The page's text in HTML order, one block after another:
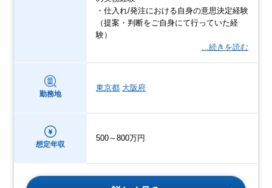
・仕入れ/発注における自身の意思決定経験
（提案・判断をご自身にて行っていた経
験）
…続きを読む
勤務地
東京都 大阪府
想定年収
500～800万円